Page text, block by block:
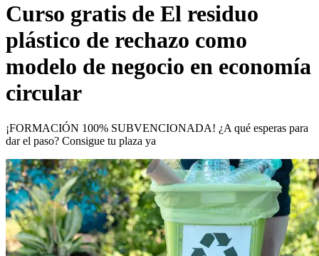
Curso gratis de El residuo
plástico de rechazo como
modelo de negocio en economía
circular
¡FORMACIÓN 100% SUBVENCIONADA! ¿A qué esperas para
dar el paso? Consigue tu plaza ya